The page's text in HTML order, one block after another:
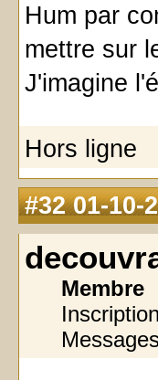
Hum par
mettre sur
J'imagine
Hors ligne
#32 01-10-
Membre